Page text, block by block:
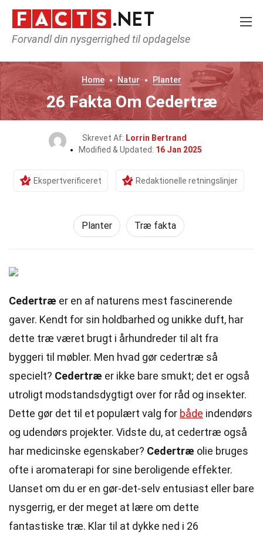
Forvandl din nysgerrighed til opdagelse
Home Natur Planter
26 Fakta Om Cedertræ
Skrevet Af: Lorrin Bertrand
Modified & Updated: 16 Jan 2025
Ekspertverificeret Redaktionelle retningslinjer
Planter Træ fakta
Cedertræ er en af naturens mest fascinerende
gaver. Kendt for sin holdbarhed og unikke duft, har
dette træ været brugt i århundreder til alt fra
byggeri til møbler. Men hvad gør cedertræ så
specielt? Cedertræ er ikke bare smukt; det er også
utroligt modstandsdygtigt over for råd og insekter.
Dette gør det til et populært valg for både indendørs
og udendørs projekter. Vidste du, at cedertræ også
har medicinske egenskaber? Cedertræ olie bruges
ofte i aromaterapi for sine beroligende effekter.
Uanset om du er en gør-det-selv entusiast eller bare
nysgerrig, er der meget at lære om dette
fantastiske træ. Klar til at dykke ned i 26